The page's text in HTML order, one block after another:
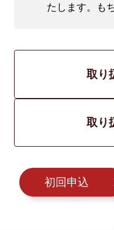
たします。も
取り
取り
初回申込